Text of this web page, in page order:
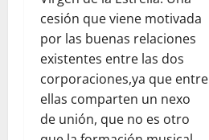
cesión que viene motivada
por las buenas relaciones
existentes entre las dos
corporaciones,ya que entre
ellas comparten un nexo
de unión, que no es otro